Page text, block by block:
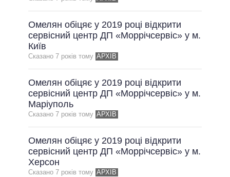
ВСІ ОБІЦЯНКИ
АРХІВНІ ОБІЦЯНКИ
Омелян обіцяє у 2019 році відкрити
сервісний центр ДП «Моррічсервіс» у м.
Київ
Сказано 7 рокiв тому АРХІВ
Омелян обіцяє у 2019 році відкрити
сервісний центр ДП «Моррічсервіс» у м.
Маріуполь
Сказано 7 рокiв тому АРХІВ
Омелян обіцяє у 2019 році відкрити
сервісний центр ДП «Моррічсервіс» у м.
Херсон
Сказано 7 рокiв тому АРХІВ